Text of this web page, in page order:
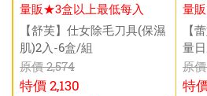
量販★3盒以上最低每入
$340元
【舒芙】仕女除毛刀具(保濕
肌)2入-6盒/組
原價2,574
特價2,130
量
元【
量
包/
原價
特